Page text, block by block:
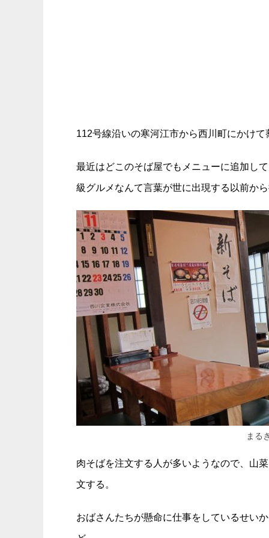
112号線沿いの寒河江市から西川町にかけ
最近はどこのそば屋でもメニューに追加し
級グルメなんて言葉が世に出現する以前か
まる
肉そばを注文する人が多いようなので、山
文する。
おばさんたちが懸命に仕事をしているせい